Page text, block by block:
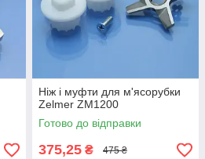
Ніж і муфти для м'ясорубки
Zelmer ZM1200
Готово до відправки
375,25 ₴ 475 ₴